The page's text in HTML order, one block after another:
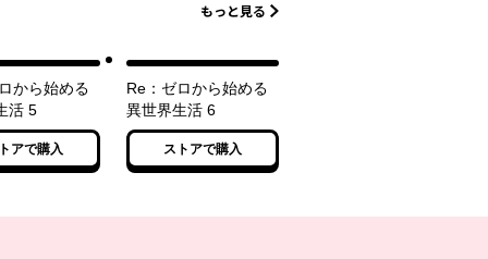
もっと見る
から始める
活 5
アで購入
Re：ゼロから始める
異世界生活 6
ストアで購入